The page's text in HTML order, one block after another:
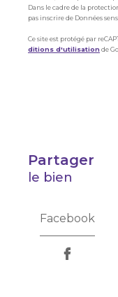
Dans le cadre de la
pas inscrire de Données
Ce site est protégé par
ditions d'utilisation de
partager
le bien
Facebook